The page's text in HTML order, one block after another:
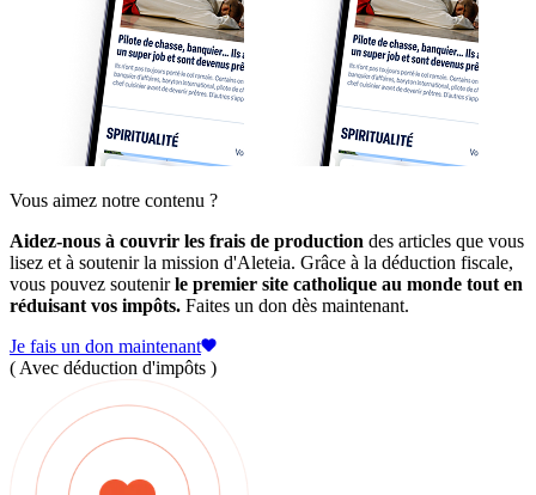
Vous aimez notre contenu ?
Aidez-nous à couvrir les frais de production des articles que vous
lisez et à soutenir la mission d'Aleteia. Grâce à la déduction fiscale,
vous pouvez soutenirle premier site catholique au monde tout en
réduisant vos impôts. Faites un don dès maintenant.
Je fais un don maintenant
( Avec déduction d'impôts )